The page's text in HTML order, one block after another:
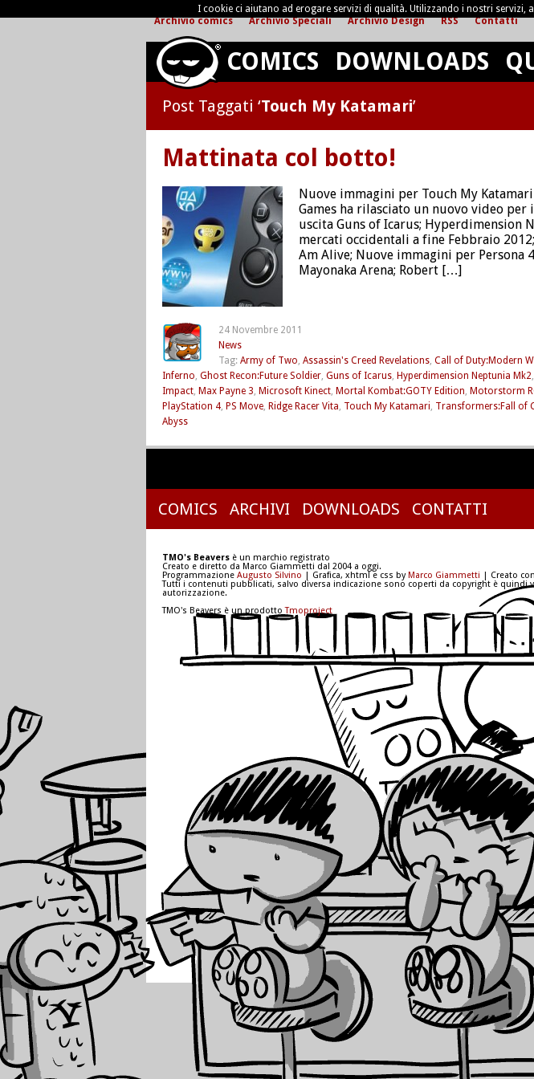
Archivio comics Archivio Speciali Archivio Design RSS Contatti
COMICS DOWNLOADS
Post Taggati ‘Touch My Katamari’
Mattinata col botto!
Nuove immagini per Touch My Katamari
Games ha rilasciato un nuovo video
uscita Guns of Icarus; Hyperdimension
mercati occidentali a fine Febbraio
Am Alive; Nuove immagini per Persona
Mayonaka Arena; Robert […]
24 Novembre 2011
News
Tag: Army of Two, Assassin's Creed Revelations, Call of Duty:Modern
Inferno, Ghost Recon:Future Soldier, Guns of Icarus, Hyperdimension Neptunia Mk2,
Impact, Max Payne 3, Microsoft Kinect, Mortal Kombat:GOTY Edition, Motorstorm
PlayStation 4, PS Move, Ridge Racer Vita, Touch My Katamari, Transformers:Fall of
Abyss
COMICS ARCHIVI DOWNLOADS CONTATTI
TMO's Beavers è un marchio registrato
Creato e diretto da Marco Giammetti dal 2004 a oggi.
Programmazione Augusto Silvino | Grafica, xhtml e css byMarco Giammetti | Creato
Tutti i contenuti pubblicati, salvo diversa indicazione sono coperti da copyright è
autorizzazione.
TMO's Beavers è un prodottoTmoproject
I cookie ci aiutano ad erogare servizi di qualità. Utilizzando i nostri servizi,